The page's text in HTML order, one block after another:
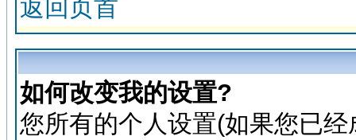
返回页首
如何改变我的设置?
您所有的个人设置(如果您已